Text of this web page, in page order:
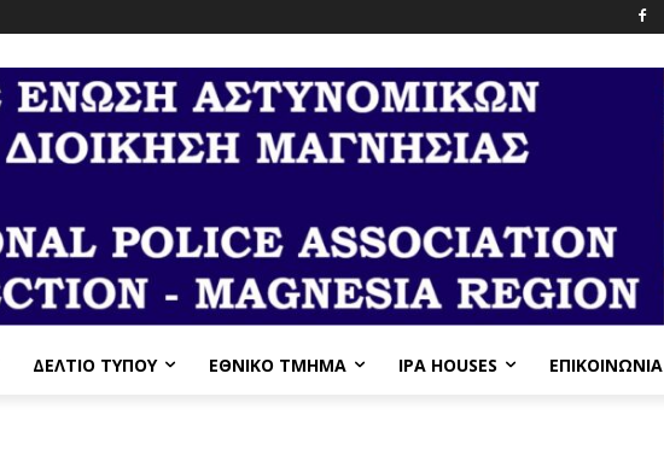
ΔΕΛΤΙΟ ΤΥΠΟΥ ΕΘΝΙΚΌ ΤΜΉΜΑ IPA HOUSES ΕΠΙΚΟΙΝΩΝΊΑ